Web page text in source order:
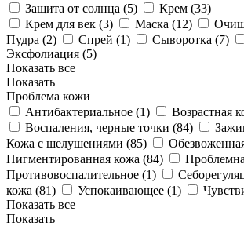
Защита от солнца (5) Крем (33)
Крем для век (3) Маска (12)
Пудра (2) Спрей (1) Сыворотка (7)
Эксфолиация (5)
Показать все
Показать
Проблема кожи
Антибактериальное (1) Возрастная
Воспаления, черные точки (84)
Кожа с шелушениями (85)
Пигментированная кожа (84)
Противовоспалительное (1)
кожа (81) Успокаивающее (1)
Показать все
Показать